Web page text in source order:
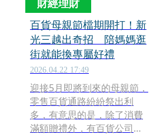
財經理財
百貨母親節檔期開打！新
光三越出奇招 陪媽媽逛
街就能換專屬好禮
2026.04.22 17:49
迎接5月即將到來的母親節，
零售百貨通路紛紛祭出利
多，有意思的是，除了消費
滿額贈禮外，有百貨公司打